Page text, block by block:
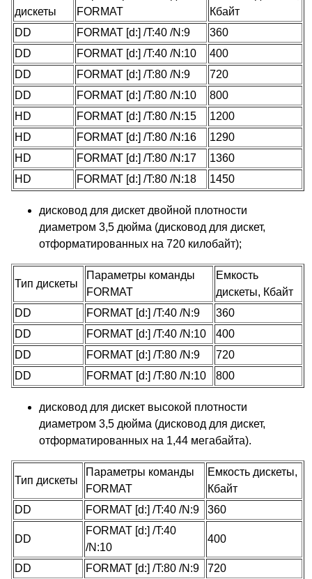
дискеты
FORMAT
Кбайт
DD
FORMAT [d:] /T:40 /N:9
360
DD
FORMAT [d:] /T:40 /N:10
400
DD
FORMAT [d:] /T:80 /N:9
720
DD
FORMAT [d:] /T:80 /N:10
800
HD
FORMAT [d:] /T:80 /N:15
1200
HD
FORMAT [d:] /T:80 /N:16
1290
HD
FORMAT [d:] /T:80 /N:17
1360
HD
FORMAT [d:] /T:80 /N:18 1450
дисковод для дискет двойной плотности
диаметром 3,5 дюйма (дисковод для дискет,
отформатированных на 720 килобайт);
Тип дискеты
Параметры команды
FORMAT
Емкость
дискеты, Кбайт
DD
FORMAT [d:] /T:40 /N:9
360
DD
FORMAT [d:] /T:40 /N:10
400
DD
FORMAT [d:] /T:80 /N:9
720
DD
FORMAT [d:] /T:80 /N:10 800
дисковод для дискет высокой плотности
диаметром 3,5 дюйма (дисковод для дискет,
отформатированных на 1,44 мегабайта).
Тип дискеты
Параметры команды
FORMAT
Емкость дискеты,
Кбайт
DD
FORMAT [d:] /T:40 /N:9 360
DD
FORMAT [d:] /T:40
/N:10
400
DD FORMAT [d:] /T:80 /N:9 720